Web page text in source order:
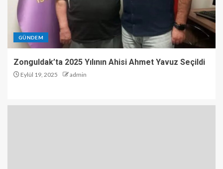
4
Sırasında Kaza: 2 Emekçi
Yaralandı
Kozlu’da Mazgala Sıkışan Yavru
GÜNDEM
Zonguldak’ta 2025 Yılının Ahisi Ahmet Yavuz Seçildi
Eylül 19, 2025 admin